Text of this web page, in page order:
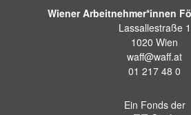
Wiener Arbeitnehmer*innen
Lassallestraße 1
1020 Wien
waff@waff.at
01 217 48 0
Ein Fonds der